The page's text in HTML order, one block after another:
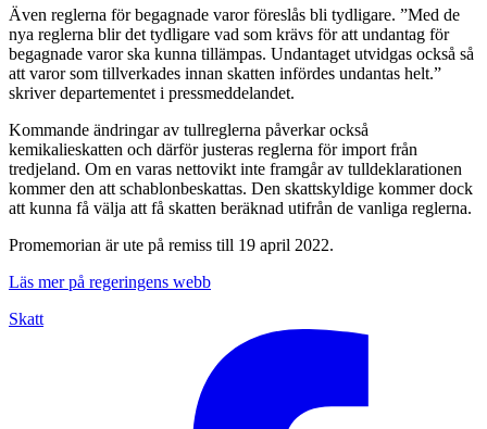
Även reglerna för begagnade varor föreslås bli tydligare. ”Med de
nya reglerna blir det tydligare vad som krävs för att undantag för
begagnade varor ska kunna tillämpas. Undantaget utvidgas också så
att varor som tillverkades innan skatten infördes undantas helt.”
skriver departementet i pressmeddelandet.
Kommande ändringar av tullreglerna påverkar också
kemikalieskatten och därför justeras reglerna för import från
tredjeland. Om en varas nettovikt inte framgår av tulldeklarationen
kommer den att schablonbeskattas. Den skattskyldige kommer dock
att kunna få välja att få skatten beräknad utifrån de vanliga reglerna.
Promemorian är ute på remiss till 19 april 2022.
Läs mer på regeringens webb
Skatt